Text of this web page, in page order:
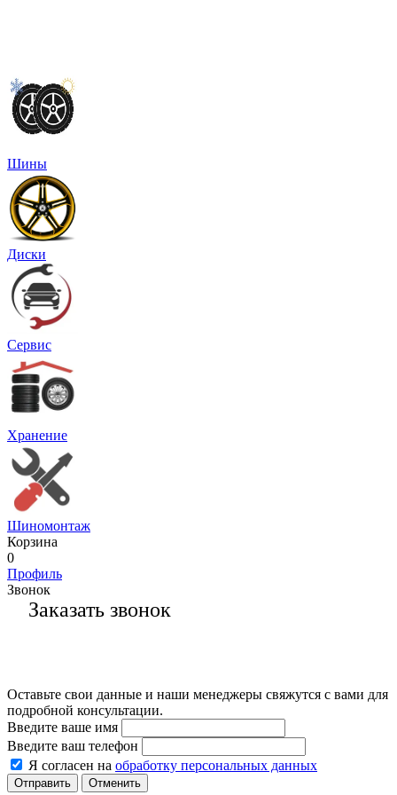
Шины
Диски
Сервис
Хранение
Шиномонтаж
Корзина
0
Профиль
Звонок
Заказать звонок
Оставьте свои данные и наши менеджеры свяжутся с вами для
подробной консультации.
Введите ваше имя
Введите ваш телефон
Я согласен на обработку персональных данных
Отменить